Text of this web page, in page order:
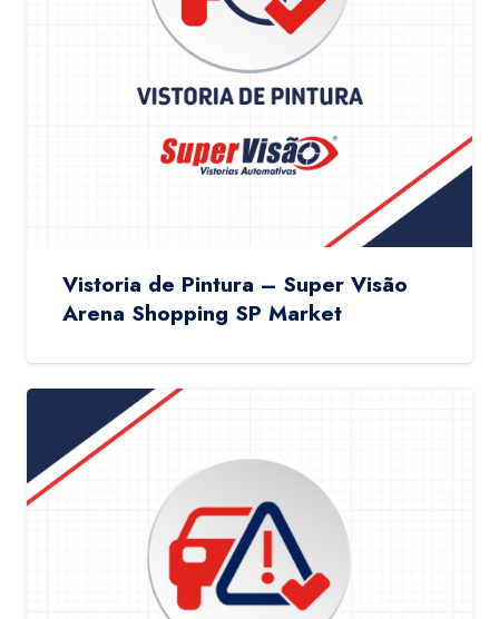
Vistoria de Pintura – Super Visão
Arena Shopping SP Market